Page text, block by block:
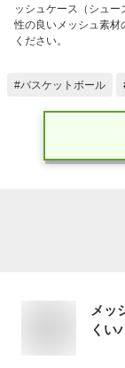
ッシュケース（シュ
性の良いメッシュ素材
ください。
バスケットボール
メッ
くい